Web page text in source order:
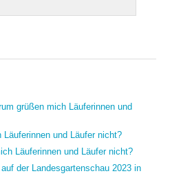
grüßen mich Läuferinnen und
Läuferinnen und Läufer nicht?
Läuferinnen und Läufer nicht?
auf der Landesgartenschau 2023 in